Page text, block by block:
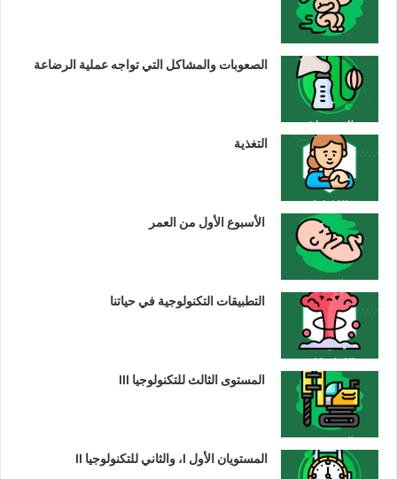
الصعوبات والمشاكل التي تواجه عملية الرضاعة
التغذية
الأسبوع الأول من العمر
التطبيقات التكنولوجية في حياتنا
المستوى الثالث للتكنولوجيا III
المستويان الأول I، والثاني للتكنولوجيا II